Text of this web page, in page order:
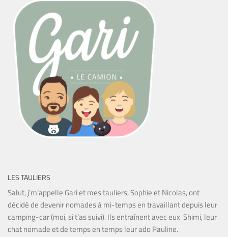
LES TAULIERS
Salut, j’m’appelle Gari et mes tauliers, Sophie et Nicolas, ont
décidé de devenir nomades à mi-temps en travaillant depuis leur
camping-car (moi, si t’as suivi). Ils entraînent avec eux Shimi, leur
chat nomade et de temps en temps leur ado Pauline.